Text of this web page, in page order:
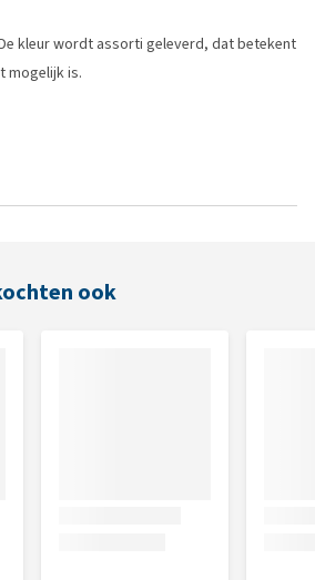
kleur wordt assorti geleverd, dat betekent
mogelijk is.
ook